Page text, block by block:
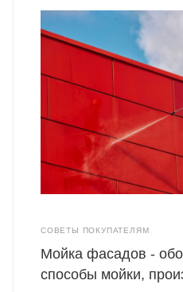
СОВЕТЫ ПОКУПАТЕЛЯМ
Мойка фасадов -
способы мойки,